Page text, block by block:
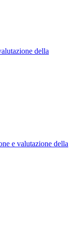
della
e valutazione della